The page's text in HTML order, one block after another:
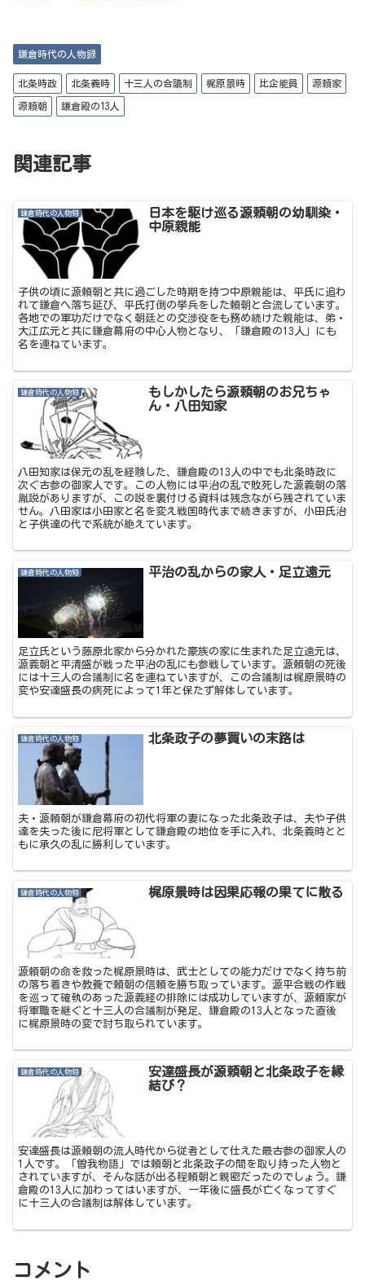
it
te
r
l
鎌倉時代の人物録
北条時政 北条義時 十三人の合議制 梶原景時 比企能員 源頼家
源頼朝 鎌倉殿の13人
関連記事
鎌倉時代の人物録
日本を駆け巡る源頼朝の幼馴染・
中原親能
子供の頃に源頼朝と共に過ごした時期を持つ中原親能は、平氏に追わ
れて鎌倉へ落ち延び、平氏打倒の挙兵をした頼朝と合流しています。
各地での軍功だけでなく朝廷との交渉役をも務め続けた親能は、弟・
大江広元と共に鎌倉幕府の中心人物となり、「鎌倉殿の13人」にも
名を連ねています。
鎌倉時代の人物録
もしかしたら源頼朝のお兄ちゃ
ん・八田知家
八田知家は保元の乱を経験した、鎌倉殿の13人の中でも北条時政に
次ぐ古参の御家人です。この人物には平治の乱で敗死した源義朝の落
胤説がありますが、この説を裏付ける資料は残念ながら残されていま
せん。八田家は小田家と名を変え戦国時代まで続きますが、小田氏治
と子供達の代で系統が絶えています。
鎌倉時代の人物録 平治の乱からの家人・足立遠元
足立氏という藤原北家から分かれた豪族の家に生まれた足立遠元は、
源義朝と平清盛が戦った平治の乱にも参戦しています。源頼朝の死後
には十三人の合議制に名を連ねていますが、この合議制は梶原景時の
変や安達盛長の病死によって1年と保たず解体しています。
鎌倉時代の人物録 北条政子の夢買いの末路は
夫・源頼朝が鎌倉幕府の初代将軍の妻になった北条政子は、夫や子供
達を失った後に尼将軍として鎌倉殿の地位を手に入れ、北条義時とと
もに承久の乱に勝利しています。
鎌倉時代の人物録 梶原景時は因果応報の果てに散る
源頼朝の命を救った梶原景時は、武士としての能力だけでなく持ち前
の落ち着きや教養で頼朝の信頼を勝ち取っています。源平合戦の作戦
を巡って確執のあった源義経の排除には成功していますが、源頼家が
将軍職を継ぐと十三人の合議制が発足、鎌倉殿の13人となった直後
に梶原景時の変で討ち取られています。
鎌倉時代の人物録
安達盛長が源頼朝と北条政子を縁
結び？
安達盛長は源頼朝の流人時代から従者として仕えた最古参の御家人の
1人です。「曽我物語」では頼朝と北条政子の間を取り持った人物と
されていますが、そんな話が出る程頼朝と親密だったのでしょう。鎌
倉殿の13人に加わってはいますが、一年後に盛長が亡くなってすぐ
に十三人の合議制は解体しています。
コメント